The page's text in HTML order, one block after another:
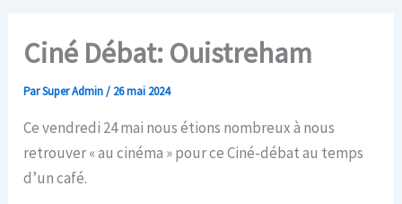
Ciné Débat: Ouistreham
ParSuper Admin/ 26 mai 2024
Ce vendredi 24 mai nous étions nombreux à nous
retrouver « au cinéma » pour ce Ciné-débat au temps
d’un café.